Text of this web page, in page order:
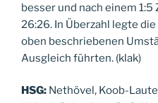
besser und nach einem
26:26. In Überzahl legte die
oben beschriebenen
Ausgleich führten. (klak)
HSG: Nethövel, Koob-